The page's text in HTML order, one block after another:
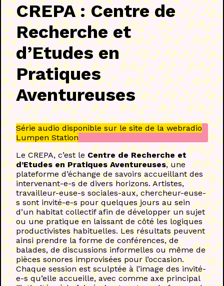
CREPA : Centre de
Recherche et
d’Etudes en
Pratiques
Aventureuses
Série audio disponible sur le site de la webradio
Lumpen Station
Le CREPA, c’est le Centre de Recherche et
d’Etudes en Pratiques Aventureuses, une
plateforme d’échange de savoirs accueillant des
intervenant-e-s de divers horizons. Artistes,
travailleur-euse-s sociales-aux, chercheur-euse-
s sont invité-e-s pour quelques jours au sein
d’un habitat collectif afin de développer un sujet
ou une pratique en laissant de côté les logiques
productivistes habituelles. Les résultats peuvent
ainsi prendre la forme de conférences, de
balades, de discussions informelles ou même de
pièces sonores improvisées pour l’occasion.
Chaque session est sculptée à l’image des invité-
e-s qu’elle accueille, avec comme axe principal